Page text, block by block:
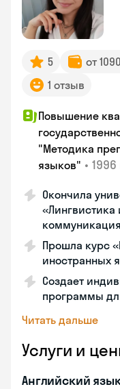
5 от
1 отзыв
Повышение
"Методика
языков" • 1996
Окончила
«Лингвистика
Прошла курс
иностранных
Создает
программы
Читать дальше
Услуги и
Английский